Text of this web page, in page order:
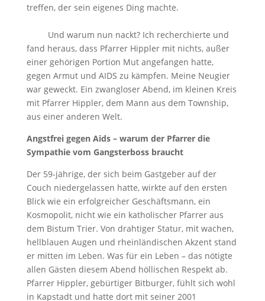
treffen, der sein eigenes Ding machte.
Und warum nun nackt? Ich recherchierte und
fand heraus, dass Pfarrer Hippler mit nichts, außer
einer gehörigen Portion Mut angefangen hatte,
gegen Armut und AIDS zu kämpfen. Meine Neugier
war geweckt. Ein zwangloser Abend, im kleinen Kreis
mit Pfarrer Hippler, dem Mann aus dem Township,
aus einer anderen Welt.
Angstfrei gegen Aids – warum der Pfarrer die
Sympathie vom Gangsterboss braucht
Der 59-jährige, der sich beim Gastgeber auf der
Couch niedergelassen hatte, wirkte auf den ersten
Blick wie ein erfolgreicher Geschäftsmann, ein
Kosmopolit, nicht wie ein katholischer Pfarrer aus
dem Bistum Trier. Von drahtiger Statur, mit wachen,
hellblauen Augen und rheinländischen Akzent stand
er mitten im Leben. Was für ein Leben – das nötigte
allen Gästen diesem Abend höllischen Respekt ab.
Pfarrer Hippler, gebürtiger Bitburger, fühlt sich wohl
in Kapstadt und hatte dort mit seiner 2001